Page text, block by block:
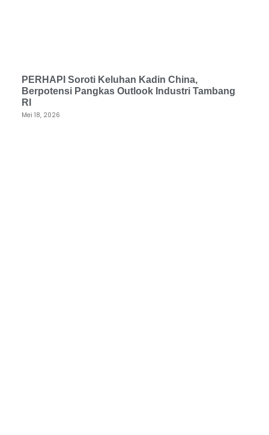
PERHAPI Soroti Keluhan Kadin China,
Berpotensi Pangkas Outlook Industri Tambang
RI
Mei 18, 2026